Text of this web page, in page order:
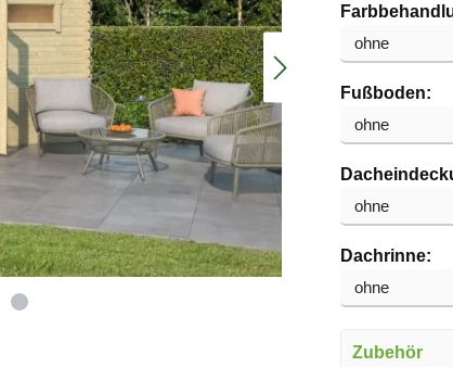
Fußboden:
Dachrinne:
Zubehör